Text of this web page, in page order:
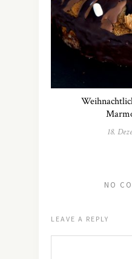
18.
NO
LEAVE A REPLY